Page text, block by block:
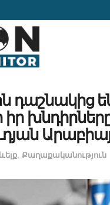
դաշնակից
իր
, Քաղաքականություն